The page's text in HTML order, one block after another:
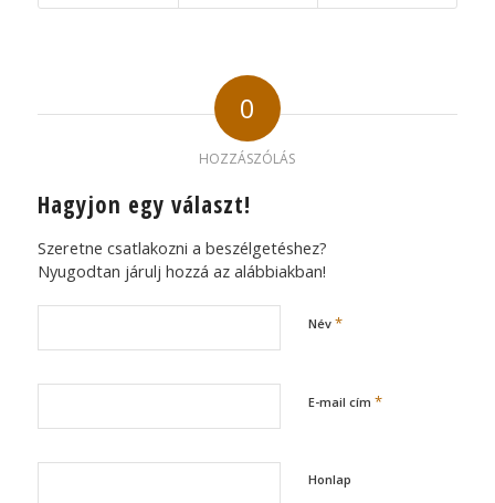
0
HOZZÁSZÓLÁS
Hagyjon egy választ!
Szeretne csatlakozni a beszélgetéshez?
Nyugodtan járulj hozzá az alábbiakban!
Név *
E-mail cím *
Honlap